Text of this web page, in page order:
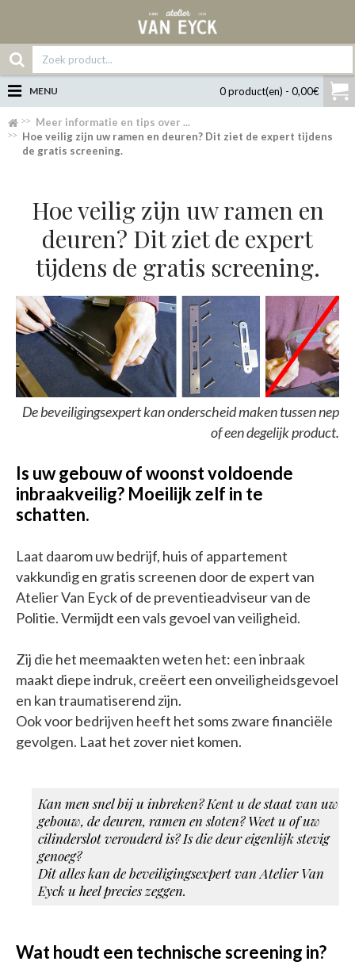
0 product(en) - 0,00€
MENU
Meer informatie en tips over ...
Hoe veilig zijn uw ramen en deuren? Dit ziet de expert tijdens
de gratis screening.
Hoe veilig zijn uw ramen en
deuren? Dit ziet de expert
tijdens de gratis screening.
De beveiligingsexpert kan onderscheid maken tussen nep
of een degelijk product.
Is uw gebouw of woonst voldoende
inbraakveilig? Moeilijk zelf in te
schatten.
Laat daarom uw bedrijf, huis of appartement
vakkundig en gratis screenen door de expert van
Atelier Van Eyck of de preventieadviseur van de
Politie. Vermijdt een vals gevoel van veiligheid.
Zij die het meemaakten weten het: een inbraak
maakt diepe indruk, creëert een onveiligheidsgevoel
en kan traumatiserend zijn.
Ook voor bedrijven heeft het soms zware financiële
gevolgen. Laat het zover niet komen.
Kan men snel bij u inbreken? Kent u de staat van uw
gebouw, de deuren, ramen en sloten? Weet u of uw
cilinderslot verouderd is? Is die deur eigenlijk stevig
genoeg?
Dit alles kan de beveiligingsexpert van Atelier Van
Eyck u heel precies zeggen.
Wat houdt een technische screening in?